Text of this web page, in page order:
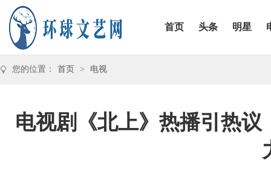
首页 头条 明星
您的位置： 首页 > 电视
电视剧《北上》热播引热